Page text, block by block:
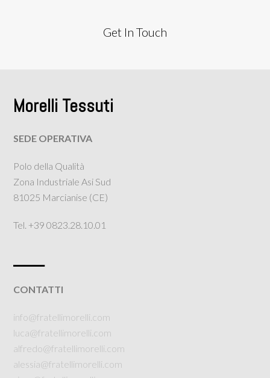
Get In Touch
Morelli Tessuti
SEDE OPERATIVA
Polo della Qualità
Zona Industriale Asi Sud
81025 Marcianise (CE)
Tel. +39 0823.28.10.01
CONTATTI
info@fratellimorelli.com
luca@fratellimorelli.com
alfredo@fratellimorelli.com
alessia@fratellimorelli.com